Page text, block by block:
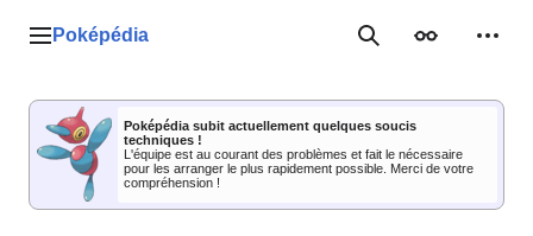
Menu principal
Poképédia RechercherApparence
Poképédia subit actuellement quelques soucis
techniques !
L'équipe est au courant des problèmes et fait le nécessaire
pour les arranger le plus rapidement possible. Merci de votre
compréhension !